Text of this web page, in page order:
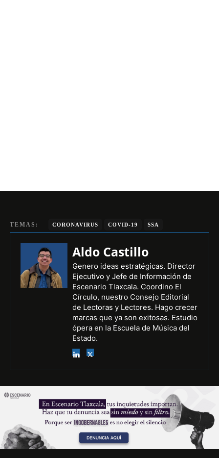
TEMAS: CORONAVIRUS COVID-19 SSA
Aldo Castillo
Genero ideas estratégicas. Director
Ejecutivo y Jefe de Información de
Escenario Tlaxcala. Coordino El
Círculo, nuestro Consejo Editorial
de Lectoras y Lectores. Hago crecer
marcas que ya son exitosas. Estudio
ópera en la Escuela de Música del
Estado.